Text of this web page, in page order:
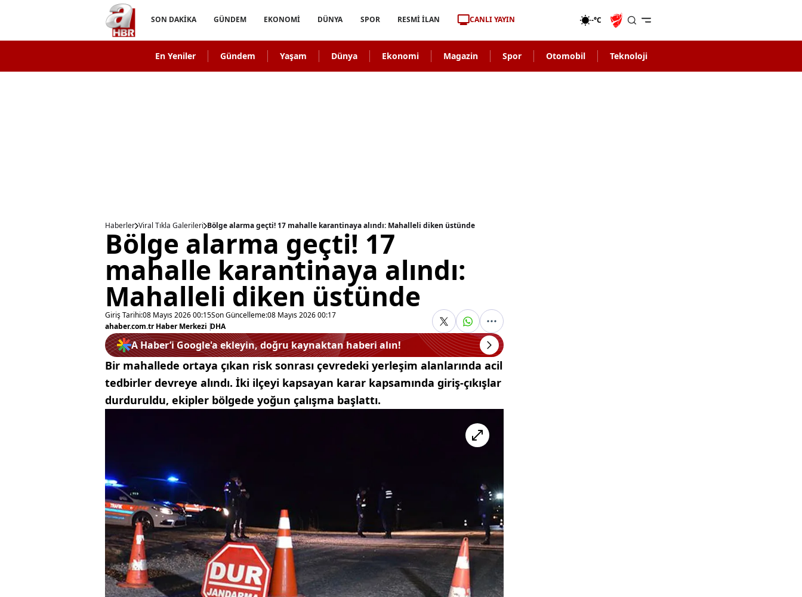
SON DAKİKA GÜNDEM EKONOMİ DÜNYA SPOR RESMİ İLAN CANLI YAYIN -°C
En Yeniler Gündem Yaşam Dünya Ekonomi Magazin Spor Otomobil Teknoloji
Haberler Viral Tıkla Galerileri Bölge alarma geçti! 17 mahalle karantinaya alındı: Mahalleli diken üstünde
Bölge alarma geçti! 17
mahalle karantinaya alındı:
Mahalleli diken üstünde
Giriş Tarihi:08 Mayıs 2026 00:15Son Güncelleme:08 Mayıs 2026 00:17
ahaber.com.tr Haber Merkezi |DHA
A Haber’i Google'a ekleyin, doğru kaynaktan haberi alın!
Bir mahallede ortaya çıkan risk sonrası çevredeki yerleşim alanlarında acil
tedbirler devreye alındı. İki ilçeyi kapsayan karar kapsamında giriş-çıkışlar
durduruldu, ekipler bölgede yoğun çalışma başlattı.